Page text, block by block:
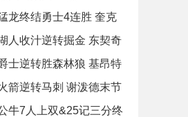
罗赞两度引冲突
龙终结勇士4连胜 奎克
中6 库明加20分
人收汁逆转掘金 东契奇
穆雷下半场2分
士逆转胜森林狼 基昂特
德华兹38+8
箭逆转马刺 谢泼德末节
文班21中5
牛7人上双&25记三分终